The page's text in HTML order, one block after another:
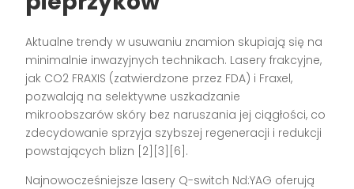
Aktualne trendy w usuwaniu znamion skupiają się na
minimalnie inwazyjnych technikach. Lasery frakcyjne,
jak CO2 FRAXIS (zatwierdzone przez FDA) i Fraxel,
pozwalają na selektywne uszkadzanie
mikroobszarów skóry bez naruszania jej ciągłości, co
zdecydowanie sprzyja szybszej regeneracji i redukcji
powstających blizn [2][3][6] .
Najnowocześniejsze lasery Q-switch Nd:YAG oferują